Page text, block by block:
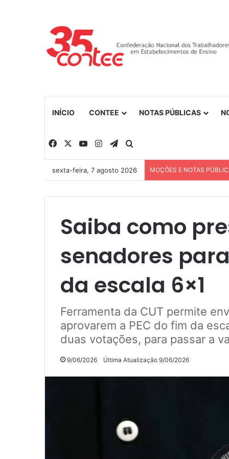
INÍCIO CONTEE NOTAS PÚBLICAS
Facebook YouTubeInstagramTelegram
sexta-feira, 7 agosto 2026 MOÇÕES E NOTAS
Saiba como
senadores
da escala 6×1
Ferramenta da CUT permite
aprovarem a PEC do fim da
duas votações, para passar a
9/06/2026 Última Atualização 9/06/2026